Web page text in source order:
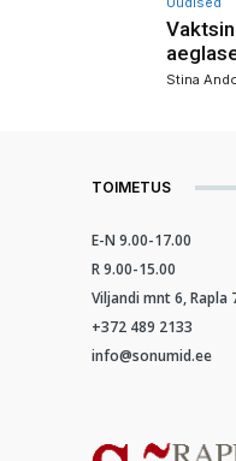
Stina
TOIMETUS
E-N 9.00-17.00
R 9.00-15.00
Viljandi mnt 6, Rapla
+372 489 2133
info@sonumid.ee